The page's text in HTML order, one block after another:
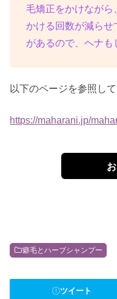
毛矯正をかけながら
かける回数が減ら
があるので、ヘナも
以下のページを参照して
https://maharani.jp/
癖毛とハーブシャンプー
ツイート